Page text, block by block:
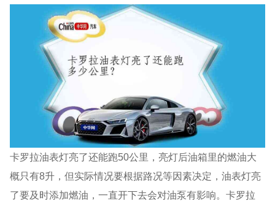
卡罗拉油表灯亮了还能跑50公里，亮灯后油箱里的燃油大
概只有8升，但实际情况要根据路况等因素决定，油表灯亮
了要及时添加燃油，一直开下去会对油泵有影响。卡罗拉